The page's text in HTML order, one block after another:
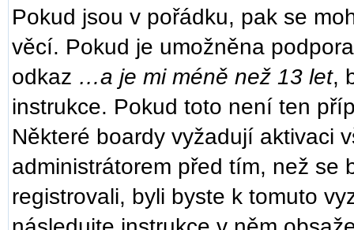
Pokud jsou v pořádku, pak se
věcí. Pokud je umožněna
odkaz …a je mi méně než 13 let,
instrukce. Pokud toto není ten
Některé boardy vyžadují aktivaci
administrátorem před tím, než se
registrovali, byli byste k tomuto